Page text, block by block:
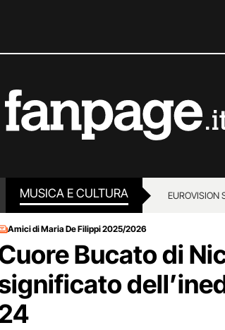
MUSICA E CULTURA EUROVISION
Amici di Maria De Filippi 2025/2026
Bucato di